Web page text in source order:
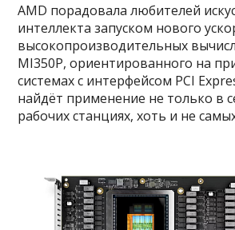
AMD порадовала любителей
интеллекта запуском нового
высокопроизводительных
MI350P, ориентированного на
системах с интерфейсом PCI
найдёт применение не только в
рабочих станциях, хоть и не